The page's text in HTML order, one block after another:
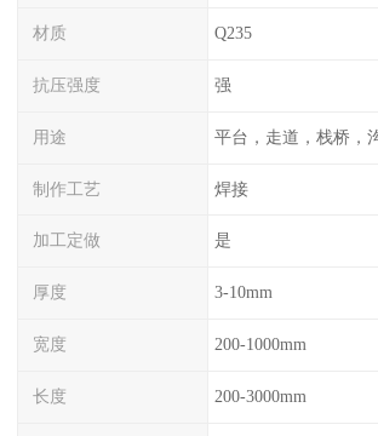
材质 Q235
抗压强度 强
用途
制作工艺 焊接
加工定做 是
厚度 3-10mm
宽度 200-1000mm
长度 200-3000mm